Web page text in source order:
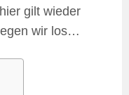
gilt wieder
wir los…